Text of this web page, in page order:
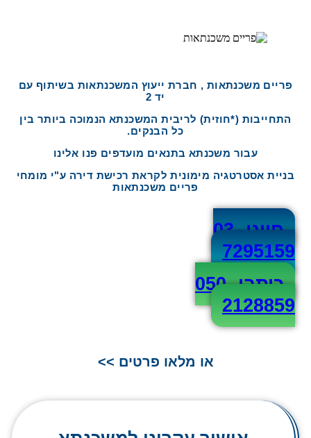
פריים משכנתאות , חברת ייעוץ המשכנתאות בשיתוף עם
יד 2
התחייבות (*חוזית) לריבית המשכנתא הנמוכה ביותר בין
כל הבנקים.
עבור משכנתא בתנאים מועדפים פנו אלינו
בניית אסטרטגיה מימונית לקראת רכישת דירה ע"י מומחי
פריים משכנתאות
חייגו 03-
7295159​
כיתבו 050-
2128859
או מלאו פרטים >>